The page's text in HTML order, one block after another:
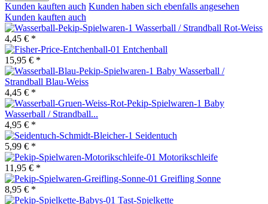
Kunden kauften auch Kunden haben sich ebenfalls angesehen
Kunden kauften auch
Wasserball / Strandball Rot-Weiss
4,45 € *
Entchenball
15,95 € *
Baby Wasserball /
Strandball Blau-Weiss
4,45 € *
Baby
Wasserball / Strandball...
4,95 € *
Seidentuch
5,99 € *
Motorikschleife
11,95 € *
Greifling Sonne
8,95 € *
Tast-Spielkette